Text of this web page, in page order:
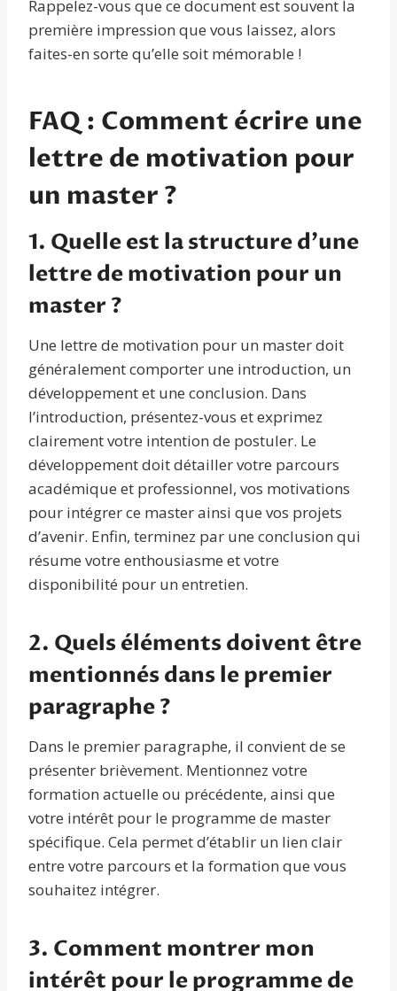
Rappelez-vous que ce document est souvent la
première impression que vous laissez, alors
faites-en sorte qu’elle soit mémorable !
FAQ : Comment écrire une
lettre de motivation pour
un master ?
1. Quelle est la structure d’une
lettre de motivation pour un
master ?
Une lettre de motivation pour un master doit
généralement comporter une introduction, un
développement et une conclusion. Dans
l’introduction, présentez-vous et exprimez
clairement votre intention de postuler. Le
développement doit détailler votre parcours
académique et professionnel, vos motivations
pour intégrer ce master ainsi que vos projets
d’avenir. Enfin, terminez par une conclusion qui
résume votre enthousiasme et votre
disponibilité pour un entretien.
2. Quels éléments doivent être
mentionnés dans le premier
paragraphe ?
Dans le premier paragraphe, il convient de se
présenter brièvement. Mentionnez votre
formation actuelle ou précédente, ainsi que
votre intérêt pour le programme de master
spécifique. Cela permet d’établir un lien clair
entre votre parcours et la formation que vous
souhaitez intégrer.
3. Comment montrer mon
intérêt pour le programme de